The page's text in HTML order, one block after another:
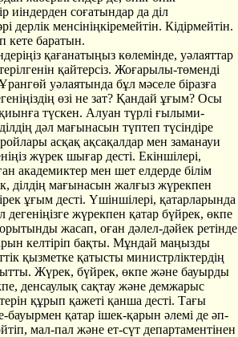
иіндерден соғатындар да діл
дерлік менсініңкіремейтін. Кідірмейтін.
баратын.
қағанатыңыз көлемінде, уәлаяттар
қайтерсіз. Жоғарылы-төменді
уәлаятында бұл мәселе біразға
өзі не зат? Қандай ұғым? Осы
түскен. Алуан түрлі ғылыми-
дәл мағынасын түптеп түсіндіре
асқақ ақсақалдар мен заманауи
жүрек шығар десті. Екіншілері,
академиктер мен шет елдерде білім
ділдің мағынасын жалғыз жүрекпен
ұғым десті. Үшіншілері, қатарларында
жүрекпен қатар бүйрек, өкпе
жасап, оған дәлел-дәйек ретінде
келтіріп бақты. Мұндай маңызды
қызметке қатысты министрліктердің
Жүрек, бүйрек, өкпе және бауырды
денсаулық сақтау және демжарыс
құрып қажеті қанша десті. Тағы
қатар ішек-қарын әлемі де әп-
мал-пал және ет-сүт департаментінен